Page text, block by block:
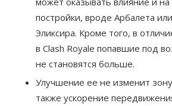
постройки, вроде Арбалета
Эликсира. Кроме того, в
в Clash Royale попавшие под
не становятся больше.
Улучшение ее не изменит
также ускорение